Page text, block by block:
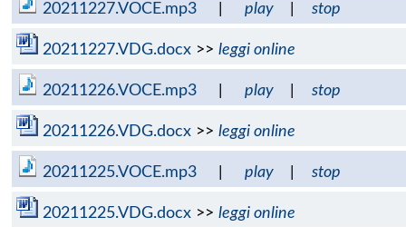
20211227.VOCE.mp3 play stop
20211227.VDG.docx >> leggi online
20211226.VOCE.mp3 play stop
20211226.VDG.docx >> leggi online
20211225.VOCE.mp3 play stop
20211225.VDG.docx >> leggi online